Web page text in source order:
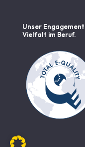
Unser
Vielfalt im Beruf.